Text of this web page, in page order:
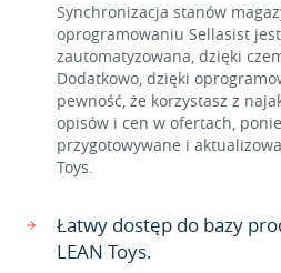
Synchronizacja stanów
oprogramowaniu Sellasist
zautomatyzowana, dzięki
Dodatkowo, dzięki
pewność, że korzystasz z
opisów i cen w ofertach,
przygotowywane i
Toys.
Łatwy dostęp do bazy
LEAN Toys.